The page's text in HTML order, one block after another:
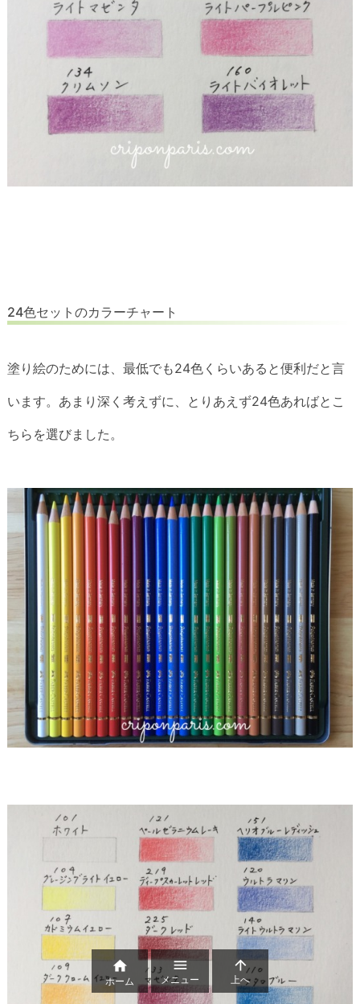
24色セットのカラーチャート
塗り絵のためには、最低でも24色くらいあると便利だと言
います。あまり深く考えずに、とりあえず24色あればとこ
ちらを選びました。

ホーム

メニュー

上へ